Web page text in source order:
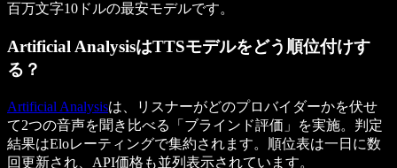
百万文字10ドルの最安モデルです。
Artificial AnalysisはTTSモデルをどう順位付けす
る？
Artificial Analysisは、リスナーがどのプロバイダーかを伏せ
て2つの音声を聞き比べる「ブラインド評価」を実施。判定
結果はEloレーティングで集約されます。順位表は一日に数
回更新され、API価格も並列表示されています。